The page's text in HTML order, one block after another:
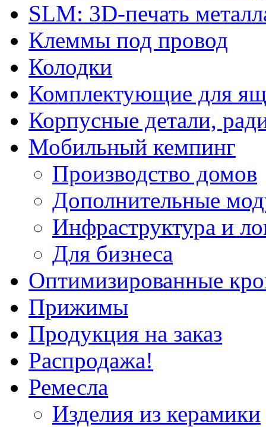
SLM: 3D-печать
Клеммы под провод
Колодки
Комплектующие для
Корпусные детали,
Мобильный кемпинг
Производство домов
Дополнительные
Инфраструктура и
Для бизнеса
Оптимизированные
Прижимы
Продукция на заказ
Распродажа!
Ремесла
Изделия из керамики